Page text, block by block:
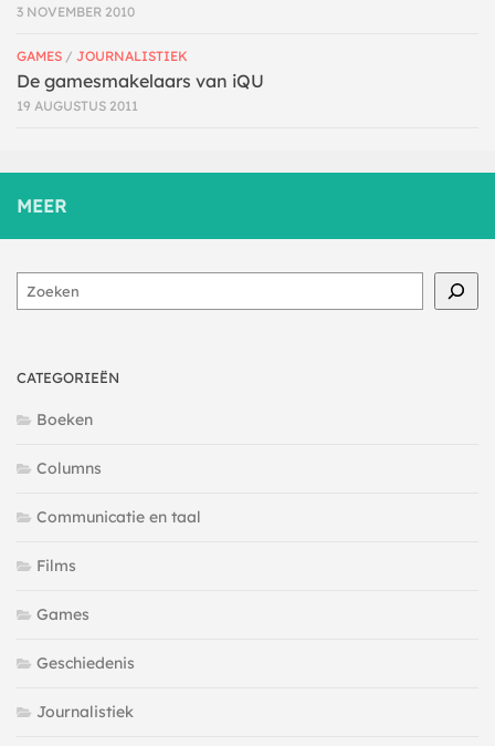
3 NOVEMBER 2010
GAMES / JOURNALISTIEK
De gamesmakelaars van iQU
19 AUGUSTUS 2011
MEER
Zoeken
CATEGORIEËN
Boeken
Columns
Communicatie en taal
Films
Games
Geschiedenis
Journalistiek